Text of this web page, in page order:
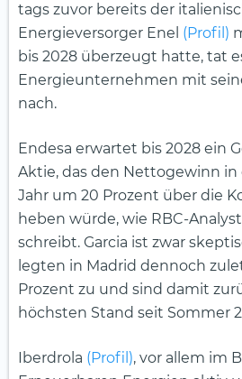
tags zuvor bereits der
Energieversorger Enel (Profil)
bis 2028 überzeugt hatte, tat
Energieunternehmen mit
nach.
Endesa erwartet bis 2028 ein
Aktie, das den Nettogewinn
Jahr um 20 Prozent über die
heben würde, wie RBC-
schreibt. Garcia ist zwar
legten in Madrid dennoch
Prozent zu und sind damit
höchsten Stand seit Sommer
Iberdrola (Profil), vor allem im